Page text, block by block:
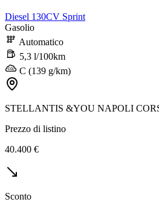
Diesel 130CV Sprint
Gasolio
Automatico
5,3 l/100km
C (139 g/km)
STELLANTIS &YOU NAPOLI
Prezzo di listino
40.400 €
Sconto